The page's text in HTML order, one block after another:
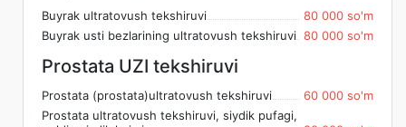
Buyrak ultratovush tekshiruvi
80 000 so'm
Buyrak usti bezlarining ultratovush tekshiruvi 80 000 so'm
Prostata UZI tekshiruvi
Prostata (prostata)ultratovush tekshiruvi
60 000 so'm
Prostata ultratovush tekshiruvi, siydik pufagi,